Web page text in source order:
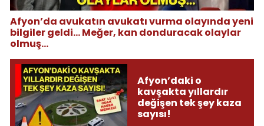
Afyon’da avukatın avukatı vurma olayında yeni
bilgiler geldi... Meğer, kan donduracak olaylar
olmuş...
Afyon’daki o
kavşakta yıllardır
değişen tek şey kaza
sayısı!